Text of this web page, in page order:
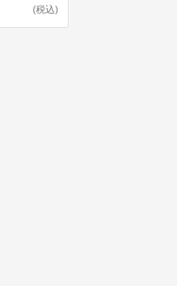
(税込)